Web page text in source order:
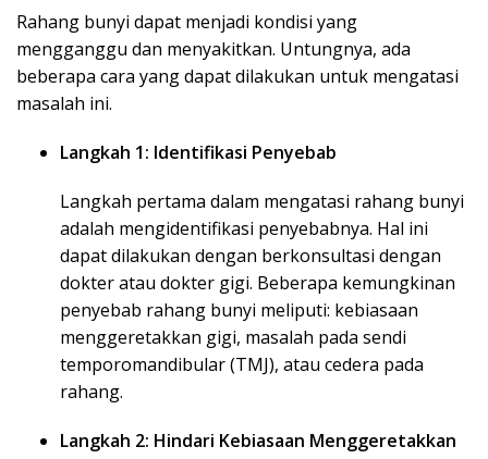
Rahang bunyi dapat menjadi kondisi yang
mengganggu dan menyakitkan. Untungnya, ada
beberapa cara yang dapat dilakukan untuk mengatasi
masalah ini.
Langkah 1: Identifikasi Penyebab
Langkah pertama dalam mengatasi rahang bunyi
adalah mengidentifikasi penyebabnya. Hal ini
dapat dilakukan dengan berkonsultasi dengan
dokter atau dokter gigi. Beberapa kemungkinan
penyebab rahang bunyi meliputi: kebiasaan
menggeretakkan gigi, masalah pada sendi
temporomandibular (TMJ), atau cedera pada
rahang.
Langkah 2: Hindari Kebiasaan Menggeretakkan